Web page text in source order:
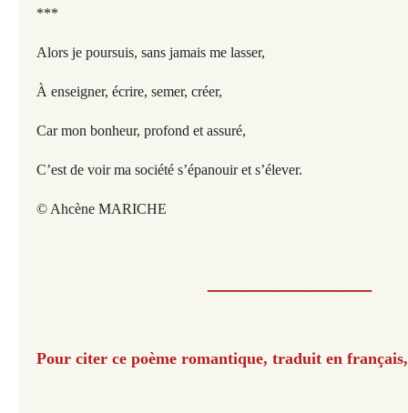
***
Alors je poursuis, sans jamais me lasser,
À enseigner, écrire, semer, créer,
Car mon bonheur, profond et assuré,
C’est de voir ma société s’épanouir et s’élever.
© Ahcène MARICHE
​​​​​—————​​​​​
Pour citer ce poème romantique, traduit en